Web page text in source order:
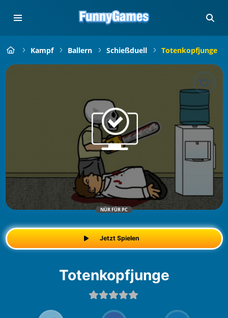
Kampf Ballern Schießduell Totenkopfjunge
NÜR FÜR PC
Jetzt Spielen
Totenkopfjunge